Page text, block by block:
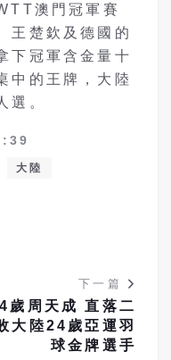
澳門冠軍賽
王楚欽及德國的
下冠軍含金量十
中的王牌，大陸
選。
大陸
下一篇
歲周天成 直落二
大陸24歲亞運羽
球金牌選手